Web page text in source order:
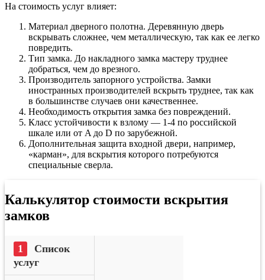
На стоимость услуг влияет:
Материал дверного полотна. Деревянную дверь
вскрывать сложнее, чем металлическую, так как ее легко
повредить.
Тип замка. До накладного замка мастеру труднее
добраться, чем до врезного.
Производитель запорного устройства. Замки
иностранных производителей вскрыть труднее, так как
в большинстве случаев они качественнее.
Необходимость открытия замка без повреждений.
Класс устойчивости к взлому — 1-4 по российской
шкале или от A до D по зарубежной.
Дополнительная защита входной двери, например,
«карман», для вскрытия которого потребуются
специальные сверла.
Калькулятор стоимости вскрытия
замков
Список
услуг